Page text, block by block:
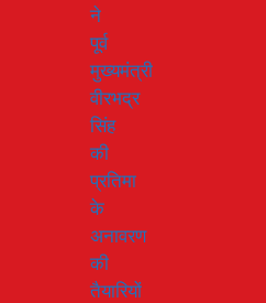
ने
पूर्व
मुख्यमंत्री
वीरभद्र
सिंह
की
प्रतिमा
के
अनावरण
की
तैयारियों